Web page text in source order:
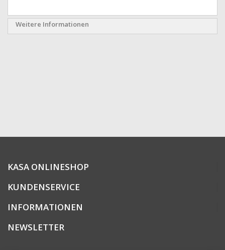
Weitere Informationen
KASA ONLINESHOP
KUNDENSERVICE
INFORMATIONEN
NEWSLETTER